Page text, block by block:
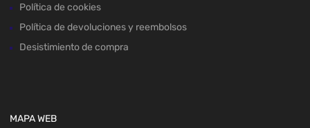
Política de cookies
Política de devoluciones y reembolsos
Desistimiento de compra
MAPA WEB